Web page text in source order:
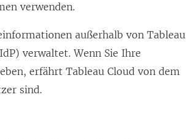
verwenden.
außerhalb von Tableau
verwaltet. Wenn Sie Ihre
erfährt Tableau Cloud von dem
sind.